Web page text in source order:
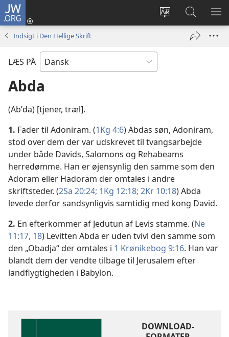
JW.ORG
Vælg
Log
på
vindue)
Søg
på
JW.ORG
VIS
Indsigt i Den Hellige Skrift
LÆS PÅ
Abda
(Abʹda) [tjener, træl].
1. Fader til Adoniram. (1Kg 4:6) Abdas søn, Adoniram,
stod over dem der var udskrevet til tvangsarbejde
under både Davids, Salomons og Rehabeams
herredømme. Han er øjensynlig den samme som den
Adoram eller Hadoram der omtales i andre
skriftsteder. (2Sa 20:24; 1Kg 12:18; 2Kr 10:18) Abda
levede derfor sandsynligvis samtidig med kong David.
2. En efterkommer af Jedutun af Levis stamme. (Ne
11:17, 18) Levitten Abda er uden tvivl den samme som
den „Obadja“ der omtales i 1 Krønikebog 9:16. Han var
blandt dem der vendte tilbage til Jerusalem efter
landflygtigheden i Babylon.
DOWNLOAD-